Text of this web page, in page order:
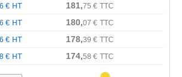
€ HT 181,75 € TTC
€ HT 180,07 € TTC
€ HT 178,39 € TTC
€ HT 174,58 € TTC